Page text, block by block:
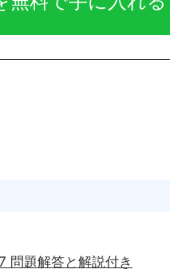
問題解答と解説付き